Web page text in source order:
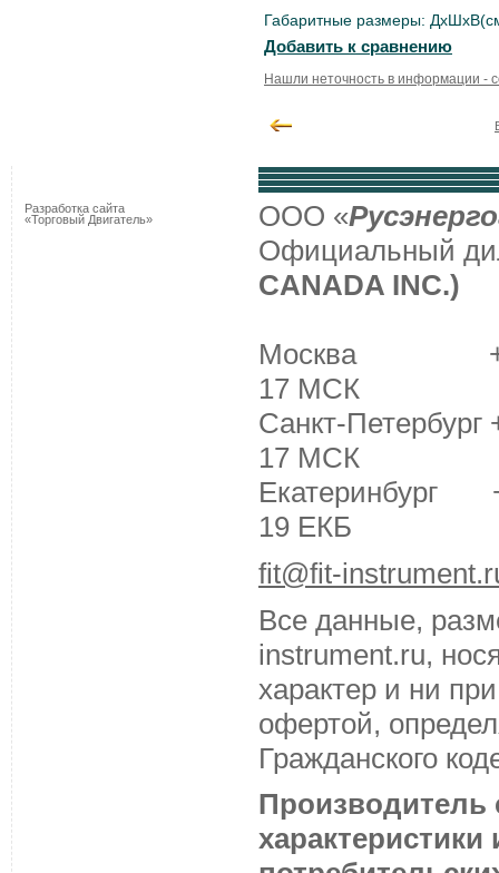
Габаритные размеры:
Добавить к сравнению
Нашли неточность в информации -
Разработка сайта
«Торговый Двигатель»
ООО «
Официальный
CANADA INC.)
Москва +7
17 МСК
Санкт-
17 МСК
Екатеринбург
19 ЕКБ
fit@fit-
Все данные,
instrument.ru,
характер и ни
офертой,
Гражданского
Производитель